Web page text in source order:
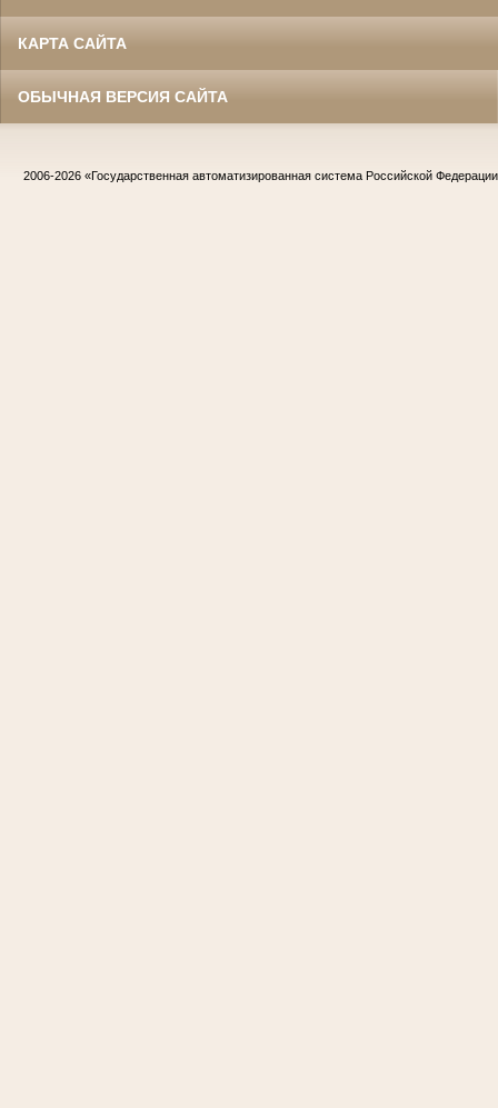
КАРТА САЙТА
ОБЫЧНАЯ ВЕРСИЯ САЙТА
2006-2026 «Государственная автоматизированная система Российской